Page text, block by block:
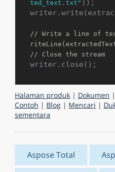
ted_text.txt" ));
// Write a line of
// Close the stream
Halaman produk | Dokumen |
Contoh | Blog | Mencari |
sementara
Aspose Total